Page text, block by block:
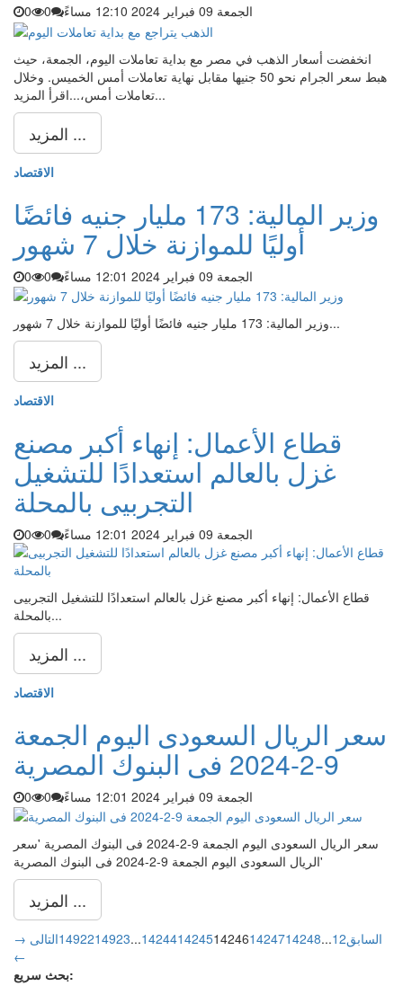
الجمعة 09 فبراير 2024 12:10 مساءً 0
0
انخفضت أسعار الذهب في مصر مع بداية تعاملات اليوم، الجمعة، حيث
هبط سعر الجرام نحو 50 جنيها مقابل نهاية تعاملات أمس الخميس. وخلال
تعاملات أمس،...اقرأ المزيد...
المزيد ...
الاقتصاد
وزير المالية: 173 مليار جنيه فائضًا
أوليًا للموازنة خلال 7 شهور
الجمعة 09 فبراير 2024 12:01 مساءً 0
0
وزير المالية: 173 مليار جنيه فائضًا أوليًا للموازنة خلال 7 شهور...
المزيد ...
الاقتصاد
قطاع الأعمال: إنهاء أكبر مصنع
غزل بالعالم استعدادًا للتشغيل
التجربيى بالمحلة
الجمعة 09 فبراير 2024 12:01 مساءً 0
0
قطاع الأعمال: إنهاء أكبر مصنع غزل بالعالم استعدادًا للتشغيل التجربيى
بالمحلة...
المزيد ...
الاقتصاد
سعر الريال السعودى اليوم الجمعة
9-2-2024 فى البنوك المصرية
الجمعة 09 فبراير 2024 12:01 مساءً 0
0
سعر الريال السعودى اليوم الجمعة 9-2-2024 فى البنوك المصرية 'سعر
الريال السعودى اليوم الجمعة 9-2-2024 فى البنوك المصرية'
المزيد ...
→ السابق 12
...
1424414245142461424714248
...
1492214923
التالى
←
بحث سريع: